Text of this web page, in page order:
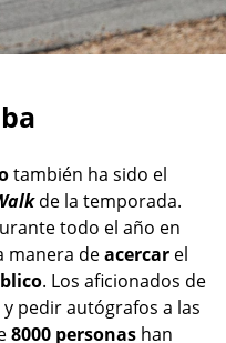
también ha sido el
de la temporada.
todo el año en
manera deacercar el
. Los aficionados de
pedir autógrafos a las
8000 personas han